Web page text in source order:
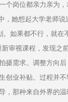
个岗位都亲力亲为
，她想起大学老师
。如果都不行，就在
审视课程，发现之
摄需求。调整方向
创业补贴。过程并
，那种来自外界的